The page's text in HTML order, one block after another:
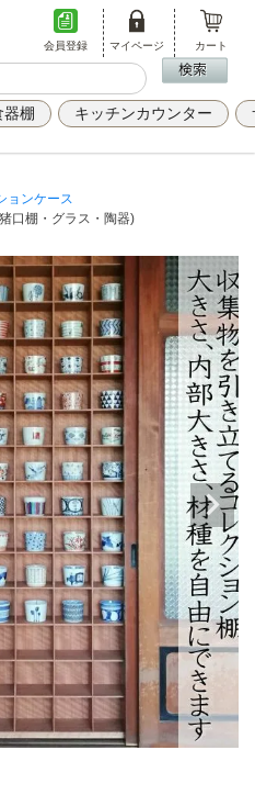
会員登録 マイページ カート
器棚 キッチンカウンター
ョンケース
口棚・グラス・陶器)